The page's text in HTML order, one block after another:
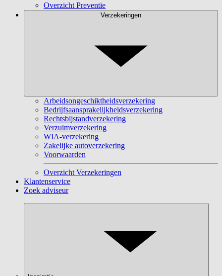
Overzicht Preventie
Verzekeringen
Arbeidsongeschiktheidsverzekering
Bedrijfsaansprakelijkheidsverzekering
Rechtsbijstandverzekering
Verzuimverzekering
WIA-verzekering
Zakelijke autoverzekering
Voorwaarden
Overzicht Verzekeringen
Klantenservice
Zoek adviseur